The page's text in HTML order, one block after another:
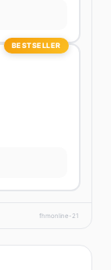
BESTSELLER
fhmonline-21